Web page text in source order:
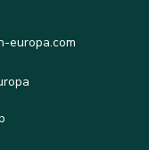
europa.com